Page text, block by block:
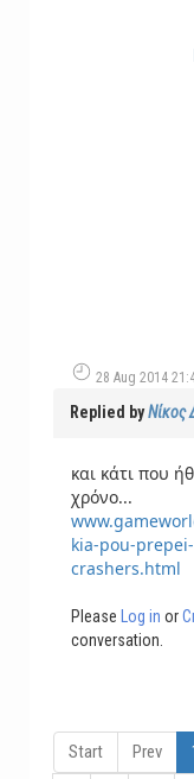
28 Aug 2014
Replied byΝίκος
και κάτι που
χρόνο...
kia-pou-
crashers.html
Please Log in or
conversation.
Start Prev